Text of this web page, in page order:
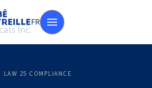
FR
LAW 25 COMPLIANCE